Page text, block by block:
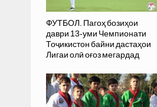
ФУТБОЛ. Пагоҳ бозиҳои
даври 13-уми Чемпионати
Тоҷикистон байни дастаҳои
Лигаи олӣ оғоз мегардад